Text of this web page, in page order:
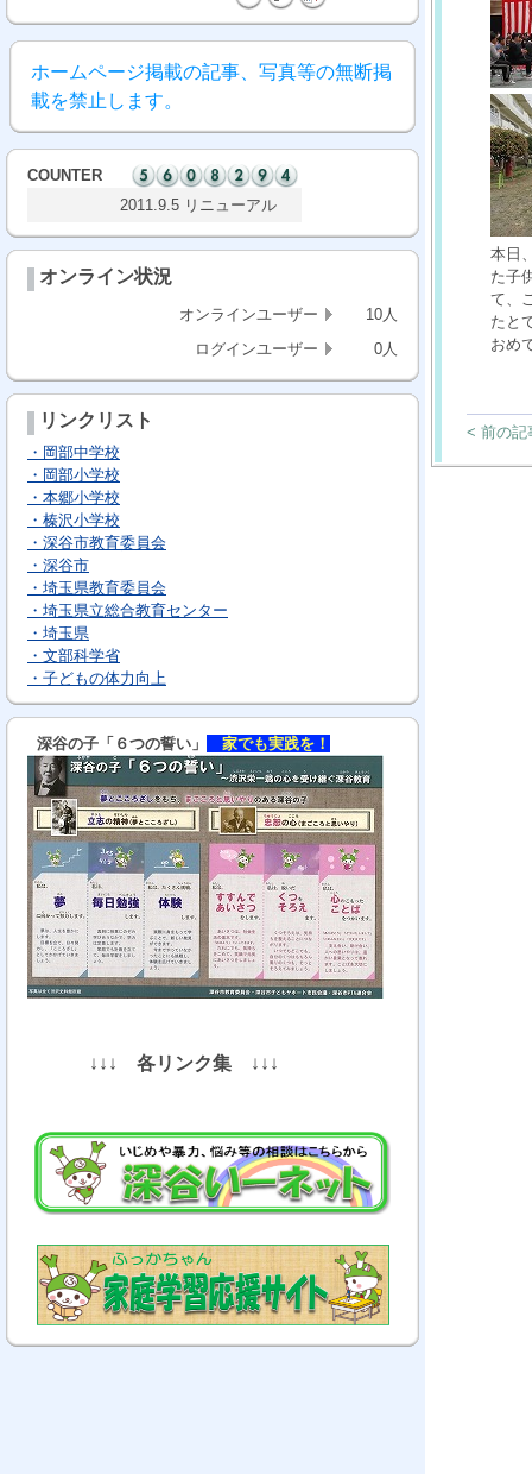
ホームページ掲載の記事、写真等の無断掲
載を禁止します。
COUNTER
2011.9.5 リニューアル
オンライン状況
オンラインユーザー
10人
ログインユーザー
0人
リンクリスト
・岡部中学校
・岡部小学校
・本郷小学校
・榛沢小学校
・深谷市教育委員会
・深谷市
・埼玉県教育委員会
・埼玉県立総合教育センター
・埼玉県
・文部科学省
・子どもの体力向上
深谷の子「６つの誓い」 家でも実践を！
↓↓↓ 各リンク集 ↓↓↓
本日
た子
て、
たと
おめ
< 前の記